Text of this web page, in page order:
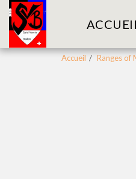
ACCUEIL
Accueil Ranges of